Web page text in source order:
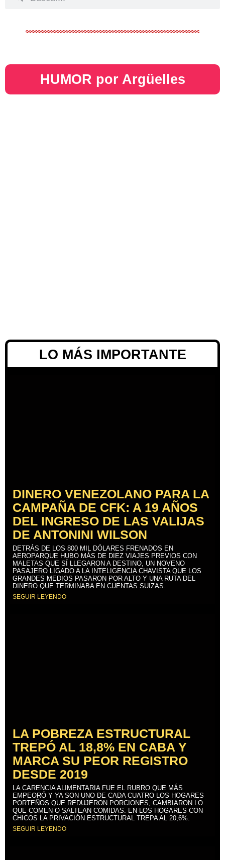
HUMOR por Argüelles​
LO MÁS IMPORTANTE
DINERO VENEZOLANO PARA LA
CAMPAÑA DE CFK: A 19 AÑOS
DEL INGRESO DE LAS VALIJAS
DE ANTONINI WILSON
DETRÁS DE LOS 800 MIL DÓLARES FRENADOS EN
AEROPARQUE HUBO MÁS DE DIEZ VIAJES PREVIOS CON
MALETAS QUE SÍ LLEGARON A DESTINO, UN NOVENO
PASAJERO LIGADO A LA INTELIGENCIA CHAVISTA QUE LOS
GRANDES MEDIOS PASARON POR ALTO Y UNA RUTA DEL
DINERO QUE TERMINABA EN CUENTAS SUIZAS.
SEGUIR LEYENDO
LA POBREZA ESTRUCTURAL
TREPÓ AL 18,8% EN CABA Y
MARCA SU PEOR REGISTRO
DESDE 2019
LA CARENCIA ALIMENTARIA FUE EL RUBRO QUE MÁS
EMPEORÓ Y YA SON UNO DE CADA CUATRO LOS HOGARES
PORTEÑOS QUE REDUJERON PORCIONES, CAMBIARON LO
QUE COMEN O SALTEAN COMIDAS. EN LOS HOGARES CON
CHICOS LA PRIVACIÓN ESTRUCTURAL TREPA AL 20,6%.
SEGUIR LEYENDO